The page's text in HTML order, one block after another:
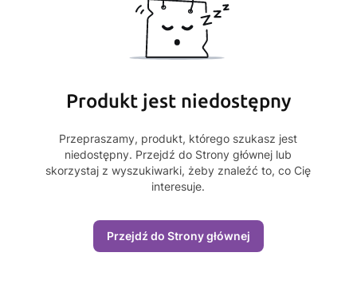
Produkt jest niedostępny
Przepraszamy, produkt, którego szukasz jest
niedostępny. Przejdź do Strony głównej lub
skorzystaj z wyszukiwarki, żeby znaleźć to, co Cię
interesuje.
Przejdź do Strony głównej